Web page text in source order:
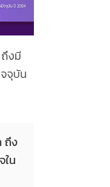
ถึงมี
จุบัน
ถึง
น